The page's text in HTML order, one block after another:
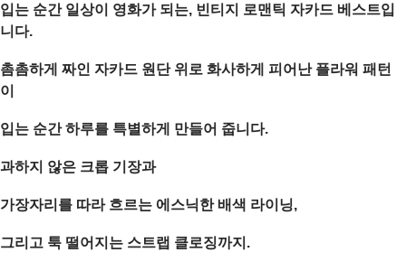
입는 순간 일상이 영화가 되는, 빈티지 로맨틱 자카드 베스트입
니다.
촘촘하게 짜인 자카드 원단 위로 화사하게 피어난 플라워 패턴
이
입는 순간 하루를 특별하게 만들어 줍니다.
과하지 않은 크롭 기장과
가장자리를 따라 흐르는 에스닉한 배색 라이닝,
그리고 툭 떨어지는 스트랩 클로징까지.